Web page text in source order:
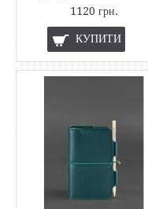
1120 грн.
КУПИТИ